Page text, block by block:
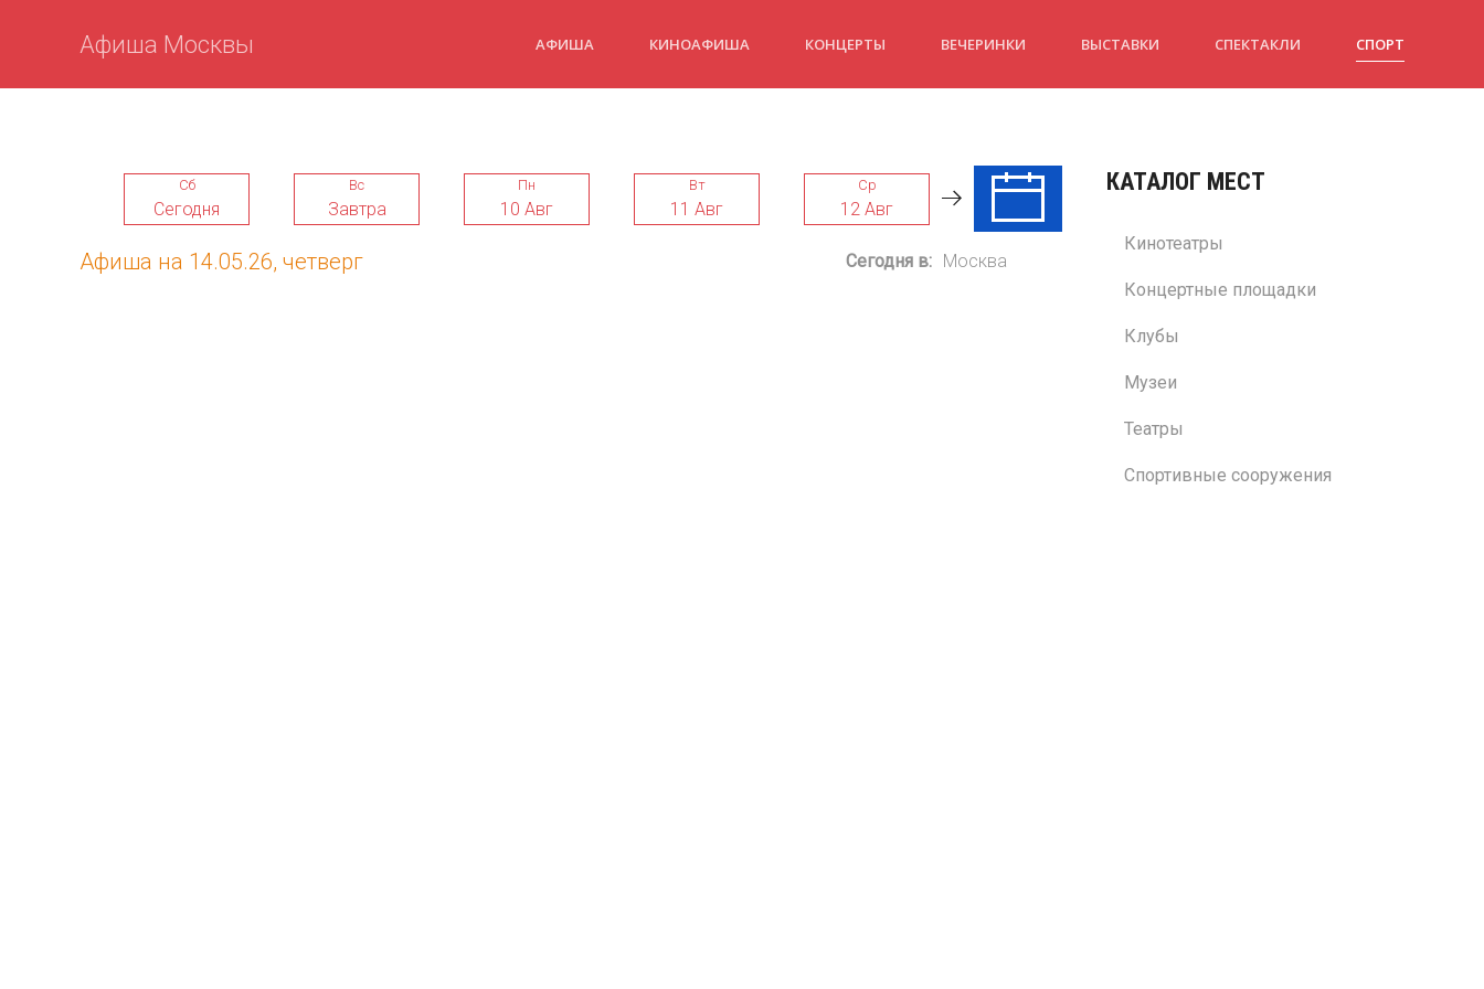
Афиша Москвы АФИША КИНОАФИША КОНЦЕРТЫ ВЕЧЕРИНКИ ВЫСТАВКИ СПЕКТАКЛИ СПОРТ
Сб
Сегодня
Вс
Завтра
Пн
10 Авг
Вт
11 Авг
Ср
12 Авг
Чт Пт
Сегодня в: Москва
Афиша на 14.05.26, четверг
КАТАЛОГ МЕСТ
Кинотеатры
Концертные площадки
Клубы
Музеи
Театры
Спортивные сооружения